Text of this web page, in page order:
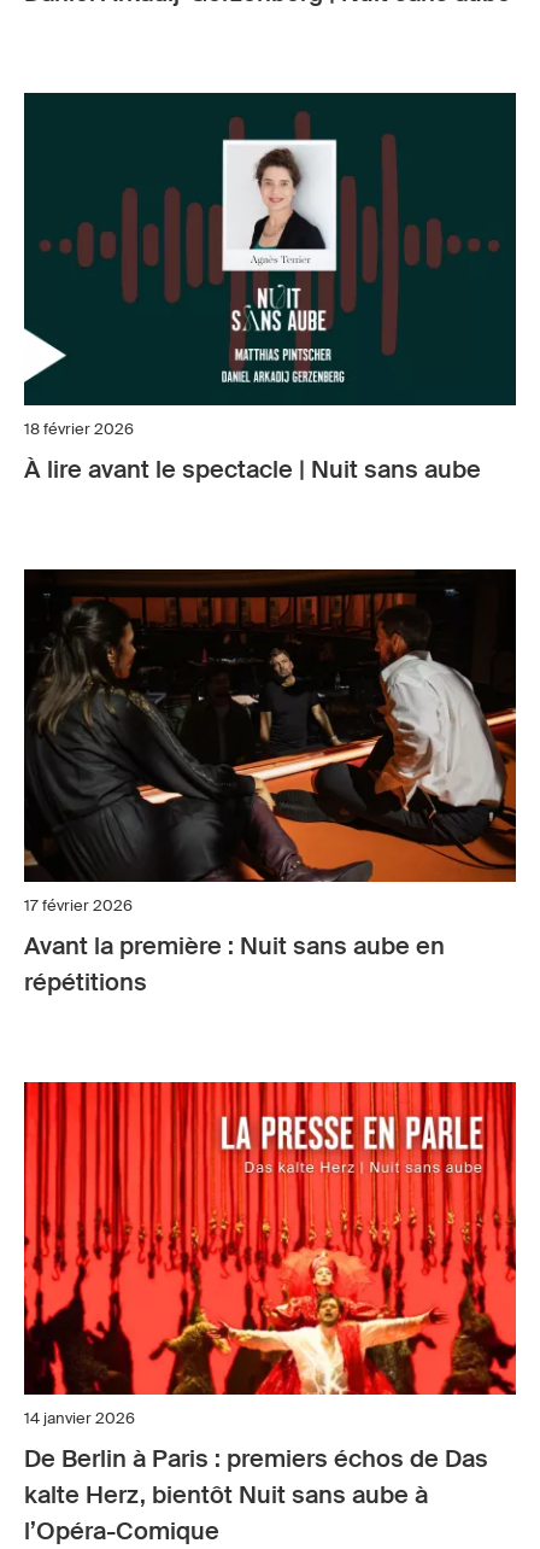
18 février 2026
À lire avant le spectacle | Nuit sans aube
17 février 2026
Avant la première : Nuit sans aube en
répétitions
14 janvier 2026
De Berlin à Paris : premiers échos de Das
kalte Herz, bientôt Nuit sans aube à
l’Opéra-Comique